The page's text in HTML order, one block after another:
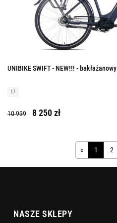
UNIBIKE SWIFT - NEW!!! - bakłażanowy
17
10 999 8 250 zł
« 1 2
NASZE SKLEPY